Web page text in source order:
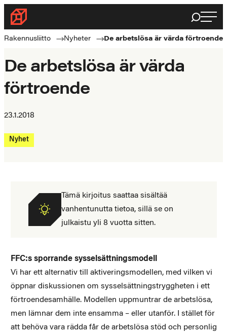
Byggnadsförbundet
Rakennusalan
puolella
Haku
Rakennusliitto Nyheter De arbetslösa är värda förtroende
De arbetslösa är värda
förtroende
23.1.2018
Nyhet
Tämä kirjoitus saattaa sisältää
vanhentunutta tietoa, sillä se on
julkaistu yli 8 vuotta sitten.
FFC:s sporrande sysselsättningsmodell
Vi har ett alternativ till aktiveringsmodellen, med vilken vi
öppnar diskussionen om sysselsättningstryggheten i ett
förtroendesamhälle. Modellen uppmuntrar de arbetslösa,
men lämnar dem inte ensamma – eller utanför. I stället för
att behöva vara rädda får de arbetslösa stöd och personlig